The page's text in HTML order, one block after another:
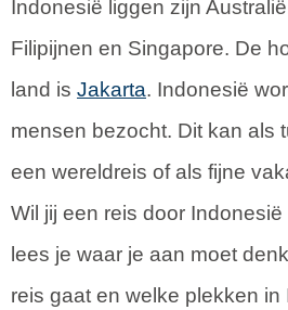
Indonesië liggen zijn
Filipijnen en Singapore. De
land is Jakarta. Indonesië
mensen bezocht. Dit kan als
een wereldreis of als fijne
Wil jij een reis door
lees je waar je aan moet
reis gaat en welke plekken in